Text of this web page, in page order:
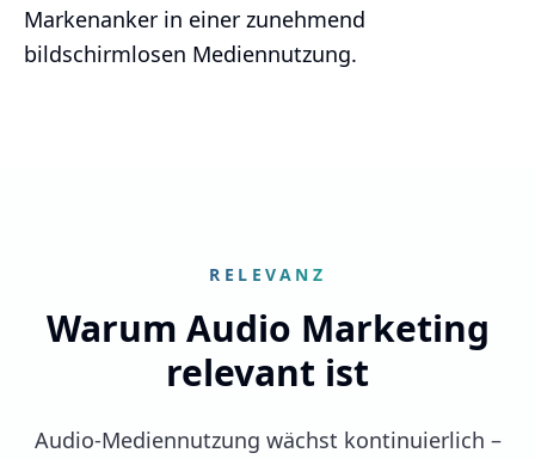
Markenanker in einer zunehmend
bildschirmlosen Mediennutzung.
RELEVANZ
Warum Audio Marketing
relevant ist
Audio-Mediennutzung wächst kontinuierlich –